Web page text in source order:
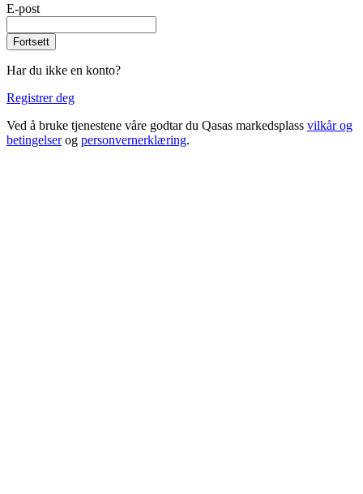
E-post
Fortsett
Har du ikke en konto?
Registrer deg
Ved å bruke tjenestene våre godtar du Qasas markedsplass vilkår og
betingelserog personvernerklæring.